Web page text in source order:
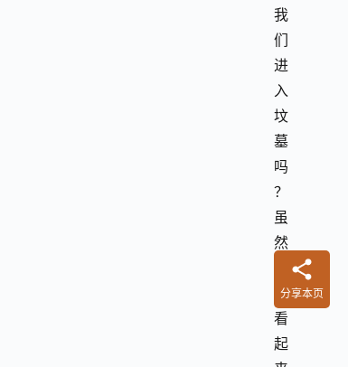
我
们
进
入
坟
墓
吗
？
虽
然
惯
看
起
分享本页